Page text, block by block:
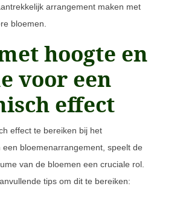
arrangement maken met
bloemen.
hoogte en
voor een
effect
effect te bereiken bij het
een bloemenarrangement, speelt de
van de bloemen een cruciale rol.
tips om dit te bereiken: